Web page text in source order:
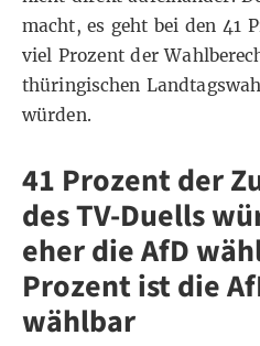
macht, es geht bei den 41
viel Prozent der
thüringischen
würden.
41 Prozent der
des TV-Duells
eher die AfD
Prozent ist die
wählbar